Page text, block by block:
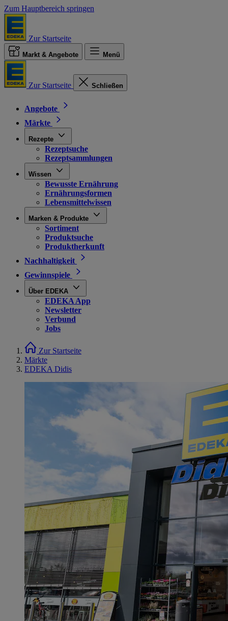
Zum Hauptbereich springen
Zur Startseite
Markt & Angebote Menü
Zur Startseite Schließen
Angebote
Märkte
Rezepte
Rezeptsuche
Rezeptsammlungen
Wissen
Bewusste Ernährung
Ernährungsformen
Lebensmittelwissen
Marken & Produkte
Sortiment
Produktsuche
Produktherkunft
Nachhaltigkeit
Gewinnspiele
Über EDEKA
EDEKA App
Newsletter
Verbund
Jobs
Zur Startseite
Märkte
EDEKA Didis